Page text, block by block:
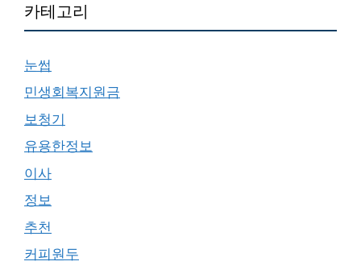
카테고리
눈썹
민생회복지원금
보청기
유용한정보
이사
정보
추천
커피원두